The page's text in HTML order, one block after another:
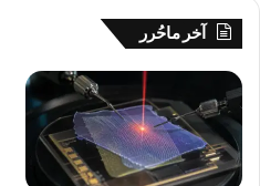
آخر ماحُرر